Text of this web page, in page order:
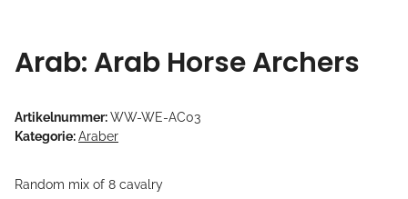
Arab: Arab Horse Archers
Artikelnummer:WW-WE-AC03
Kategorie:Araber
Random mix of 8 cavalry